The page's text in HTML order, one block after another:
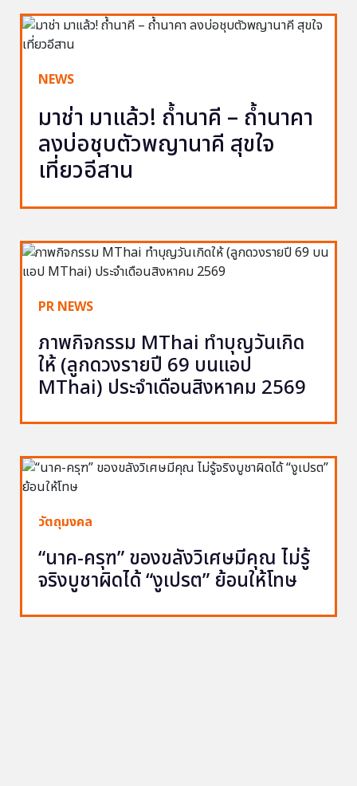
NEWS
มาช่า มาแล้ว! ถ้ำนาคี – ถ้ำนาคา
ลงบ่อชุบตัวพญานาคี สุขใจ
เที่ยวอีสาน
PR NEWS
ภาพกิจกรรม MThai ทำบุญวันเกิด
ให้ (ลูกดวงรายปี 69 บนแอป
MThai) ประจำเดือนสิงหาคม 2569
วัตถุมงคล
“นาค-ครุฑ” ของขลังวิเศษมีคุณ ไม่รู้
จริงบูชาผิดได้ “งูเปรต” ย้อนให้โทษ